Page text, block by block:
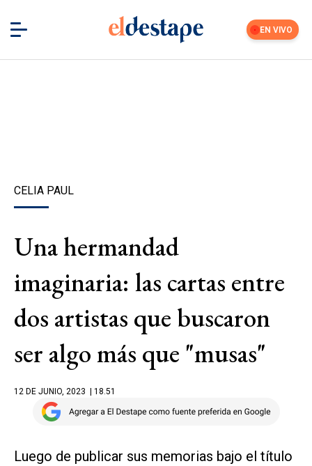
EN VIVO
CELIA PAUL
Una hermandad
imaginaria: las cartas entre
dos artistas que buscaron
ser algo más que "musas"
12 DE JUNIO, 2023 | 18.51
Luego de publicar sus memorias bajo el título